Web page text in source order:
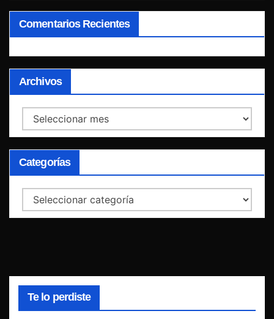
Comentarios Recientes
Archivos
Archivos
Categorías
Categorías
Te lo perdiste